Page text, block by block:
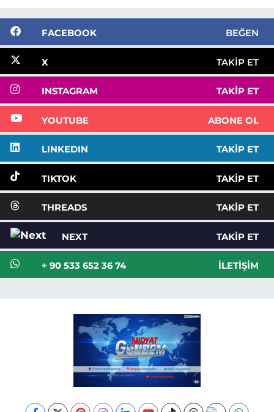
FACEBOOK BEĞEN
X TAKIP ET
INSTAGRAM TAKIP ET
YOUTUBE ABONE OL
LINKEDIN TAKIP ET
TIKTOK TAKIP ET
THREADS TAKIP ET
NEXT TAKIP ET
+ 90 533 652 36 74 İLETIŞIM